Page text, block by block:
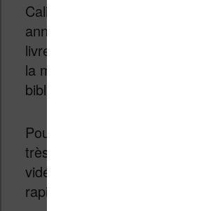
Calibre vous permet de
annotations que vous avez
livre numérique depuis
la métadonnée du livre dans
bibliothèque calibre.
Pour expliquer cette
très simple), j’ai réalisé un
vidéo qui va vous montrer
rapidement en 2 minutes :